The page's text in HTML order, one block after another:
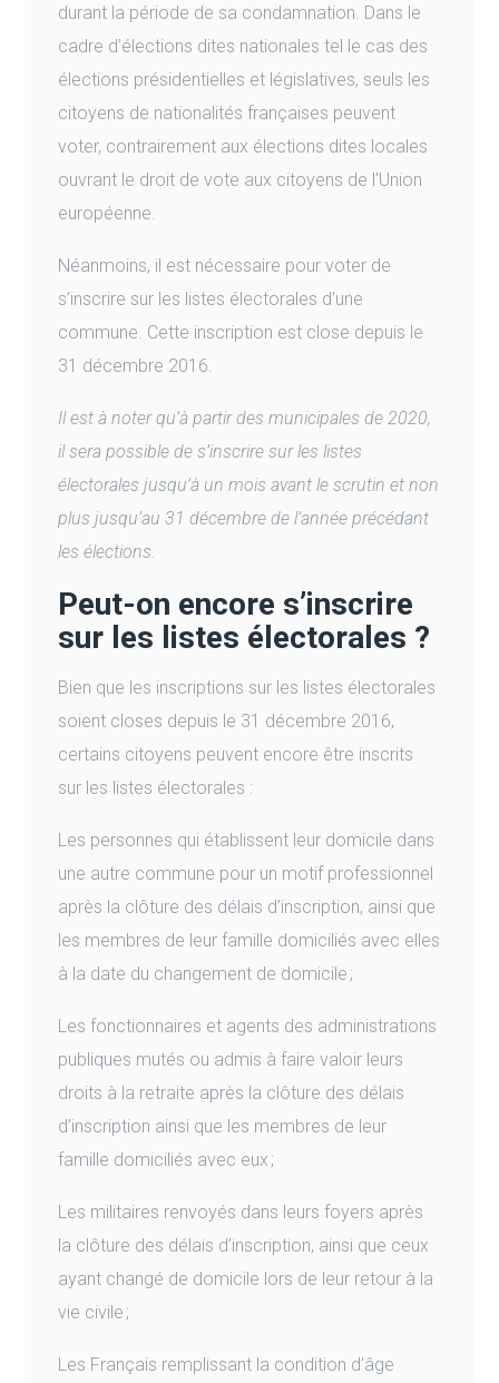
durant la période de sa condamnation. Dans le
cadre d’élections dites nationales tel le cas des
élections présidentielles et législatives, seuls les
citoyens de nationalités françaises peuvent
voter, contrairement aux élections dites locales
ouvrant le droit de vote aux citoyens de l’Union
européenne.
Néanmoins, il est nécessaire pour voter de
s’inscrire sur les listes électorales d’une
commune. Cette inscription est close depuis le
31 décembre 2016.
Il est à noter qu’à partir des municipales de 2020,
il sera possible de s’inscrire sur les listes
électorales jusqu’à un mois avant le scrutin et non
plus jusqu’au 31 décembre de l’année précédant
les élections.
Peut-on encore s’inscrire
sur les listes électorales ?
Bien que les inscriptions sur les listes électorales
soient closes depuis le 31 décembre 2016,
certains citoyens peuvent encore être inscrits
sur les listes électorales :
Les personnes qui établissent leur domicile dans
une autre commune pour un motif professionnel
après la clôture des délais d’inscription, ainsi que
les membres de leur famille domiciliés avec elles
à la date du changement de domicile ;
Les fonctionnaires et agents des administrations
publiques mutés ou admis à faire valoir leurs
droits à la retraite après la clôture des délais
d’inscription ainsi que les membres de leur
famille domiciliés avec eux ;
Les militaires renvoyés dans leurs foyers après
la clôture des délais d’inscription, ainsi que ceux
ayant changé de domicile lors de leur retour à la
vie civile ;
Les Français remplissant la condition d’âge